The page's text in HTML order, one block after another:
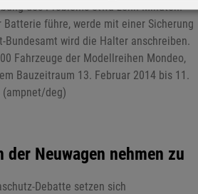
des Problems etwa zehn Minuten.
Batterie führe, werde mit einer Sicherung
Bundesamt wird die Halter anschreiben.
Fahrzeuge der Modellreihen Mondeo,
Bauzeitraum 13. Februar 2014 bis 11.
deg)
der Neuwagen nehmen zu
Debatte setzen sich